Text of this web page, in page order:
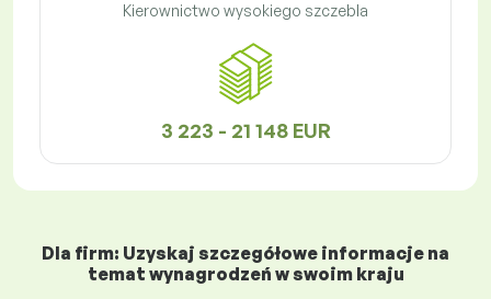
Kierownictwo wysokiego szczebla
3 223 - 21 148 EUR
Dla firm: Uzyskaj szczegółowe informacje na
temat wynagrodzeń w swoim kraju